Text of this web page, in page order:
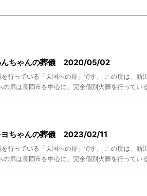
んちゃんの葬儀 2020/05/02
行っている「天国への扉」です。 この度は、
の扉は長岡市を中心に、完全個別火葬を行ってい
ヨちゃんの葬儀 2023/02/11
行っている「天国への扉」です。 この度は、
の扉は長岡市を中心に、完全個別火葬を行ってい